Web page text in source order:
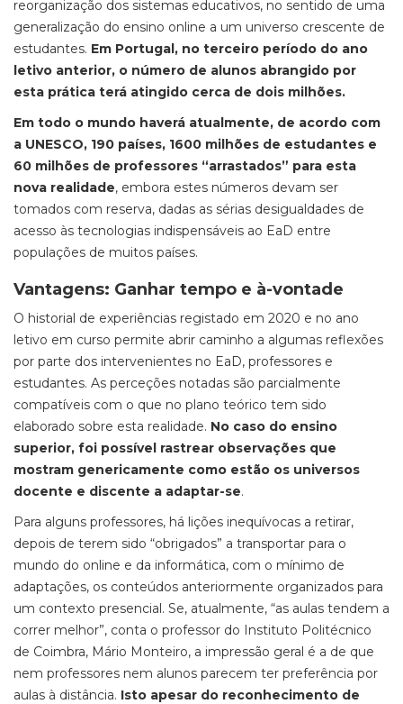
reorganização dos sistemas educativos, no sentido de uma
generalização do ensino online a um universo crescente de
estudantes. Em Portugal, no terceiro período do ano
letivo anterior, o número de alunos abrangido por
esta prática terá atingido cerca de dois milhões.
Em todo o mundo haverá atualmente, de acordo com
a UNESCO, 190 países, 1600 milhões de estudantes e
60 milhões de professores “arrastados” para esta
nova realidade, embora estes números devam ser
tomados com reserva, dadas as sérias desigualdades de
acesso às tecnologias indispensáveis ao EaD entre
populações de muitos países.
Vantagens: Ganhar tempo e à-vontade
O historial de experiências registado em 2020 e no ano
letivo em curso permite abrir caminho a algumas reflexões
por parte dos intervenientes no EaD, professores e
estudantes. As perceções notadas são parcialmente
compatíveis com o que no plano teórico tem sido
elaborado sobre esta realidade. No caso do ensino
superior, foi possível rastrear observações que
mostram genericamente como estão os universos
docente e discente a adaptar-se.
Para alguns professores, há lições inequívocas a retirar,
depois de terem sido “obrigados” a transportar para o
mundo do online e da informática, com o mínimo de
adaptações, os conteúdos anteriormente organizados para
um contexto presencial. Se, atualmente, “as aulas tendem a
correr melhor”, conta o professor do Instituto Politécnico
de Coimbra, Mário Monteiro, a impressão geral é a de que
nem professores nem alunos parecem ter preferência por
aulas à distância. Isto apesar do reconhecimento de